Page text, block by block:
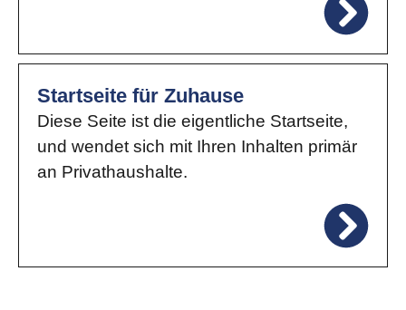
Startseite für Zuhause
Diese Seite ist die eigentliche Startseite,
und wendet sich mit Ihren Inhalten primär
an Privathaushalte.